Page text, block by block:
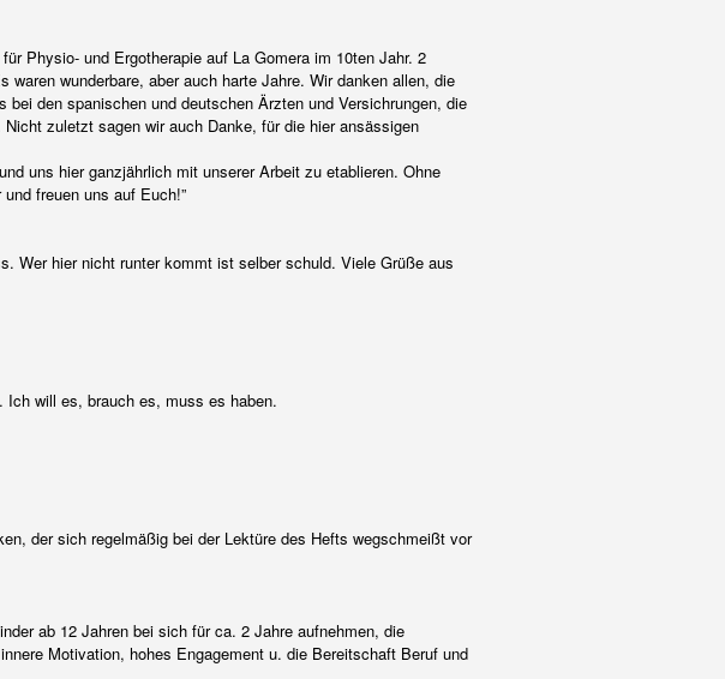
Physio- und Ergotherapie auf La Gomera im 10ten Jahr. 2
wunderbare, aber auch harte Jahre. Wir danken allen, die
den spanischen und deutschen Ärzten und Versichrungen, die
zuletzt sagen wir auch Danke, für die hier ansässigen
uns hier ganzjährlich mit unserer Arbeit zu etablieren. Ohne
freuen uns auf Euch!”
hier nicht runter kommt ist selber schuld. Viele Grüße aus
will es, brauch es, muss es haben.
der sich regelmäßig bei der Lektüre des Hefts wegschmeißt vor
ab 12 Jahren bei sich für ca. 2 Jahre aufnehmen, die
Motivation, hohes Engagement u. die Bereitschaft Beruf und